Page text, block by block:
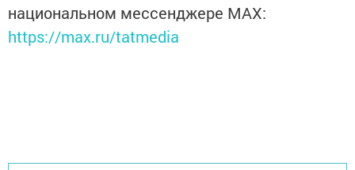
национальном мессенджере MАХ:
https://max.ru/tatmedia